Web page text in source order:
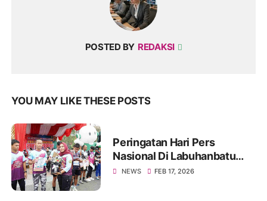
POSTED BY REDAKSI
YOU MAY LIKE THESE POSTS
Peringatan Hari Pers
Nasional Di Labuhanbatu
Berlangsung Meriah, PWI
NEWS FEB 17, 2026